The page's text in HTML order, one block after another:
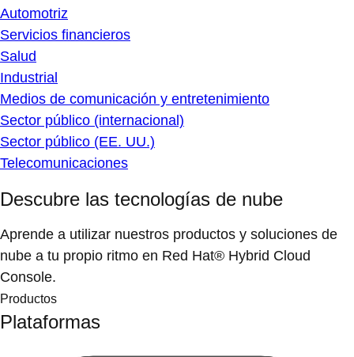
Automotriz
Servicios financieros
Salud
Industrial
Medios de comunicación y entretenimiento
Sector público (internacional)
Sector público (EE. UU.)
Telecomunicaciones
Descubre las tecnologías de nube
Aprende a utilizar nuestros productos y soluciones de
nube a tu propio ritmo en Red Hat® Hybrid Cloud
Console.
Productos
Plataformas